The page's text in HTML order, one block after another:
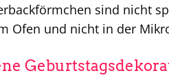
sind nicht
Ofen und nicht in der